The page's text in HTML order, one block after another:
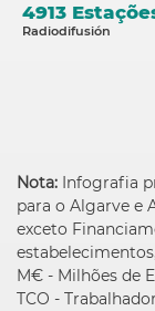
4913
Radiodifusión
Nota: Infografia
para o Algarve e
exceto
M€ - Milhões de
TCO -